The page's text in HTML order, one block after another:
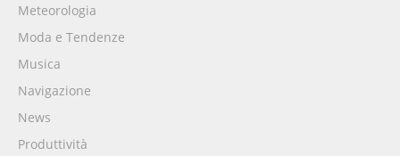
Meteorologia
Moda e Tendenze
Musica
Navigazione
News
Produttività